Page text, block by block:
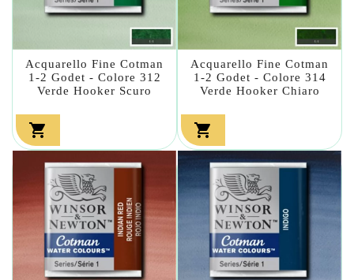
Acquarello Fine Cotman
1-2 Godet - Colore 312
Verde Hooker Scuro

Acquarello Fine Cotman
1-2 Godet - Colore 314
Verde Hooker Chiaro
